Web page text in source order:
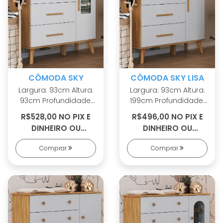
CÔMODA SKY
Largura: 93cm Altura:
93cm Profundidade:
42cm 100% MDF Linho
interno Cabideiros
metálicos Sistema
antitombamento
Corrediças
telescópicas Portas
com PETG cristal
Puxadores em MDF
Revestido Pés palito
em madeira maciça
R$528,00 NO PIX E
DINHEIRO OU
R$565,00 EM 5X S/
JUROS
Comprar
CÔMODA SKY LISA
Largura: 93cm Altura:
199cm Profundidade:
42cm 100% MDF Linho
interno Cabideiros
metálicos Sistema
antitombamento
Corrediças
telescópicas
Puxadores em MDF
Revestido Pés palito
em madeira maciça
R$496,00 NO PIX E
DINHEIRO OU
R$530,00 EM 5X S/
JUROS
Comprar